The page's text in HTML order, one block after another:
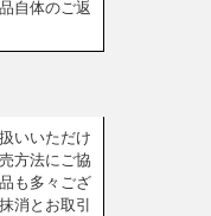
自体のご返
いいただけ
方法にご協
も多々ござ
消とお取引